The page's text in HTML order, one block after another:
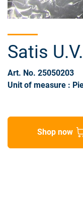
Satis
Art. No. 25050203
Unit of measure :
Shop now